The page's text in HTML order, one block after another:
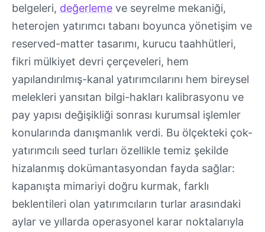
belgeleri, değerleme ve seyrelme mekaniği,
heterojen yatırımcı tabanı boyunca yönetişim ve
reserved-matter tasarımı, kurucu taahhütleri,
fikri mülkiyet devri çerçeveleri, hem
yapılandırılmış-kanal yatırımcılarını hem bireysel
melekleri yansıtan bilgi-hakları kalibrasyonu ve
pay yapısı değişikliği sonrası kurumsal işlemler
konularında danışmanlık verdi. Bu ölçekteki çok-
yatırımcılı seed turları özellikle temiz şekilde
hizalanmış dokümantasyondan fayda sağlar:
kapanışta mimariyi doğru kurmak, farklı
beklentileri olan yatırımcıların turlar arasındaki
aylar ve yıllarda operasyonel karar noktalarıyla